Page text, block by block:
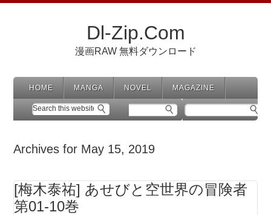
Dl-Zip.Com
漫画RAW 無料ダウンロード
HOME MANGA NOVEL MAGAZINE
Archives for May 15, 2019
[梅木泰祐] あせびと空世界の冒険者
第01-10巻